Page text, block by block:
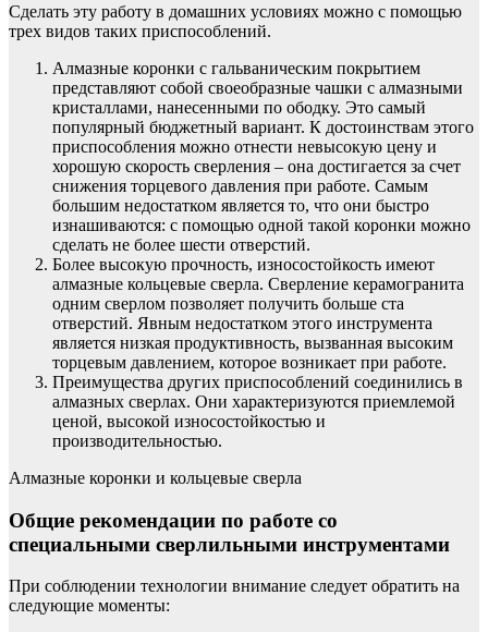
Сделать эту работу в домашних условиях можно с помощью
трех видов таких приспособлений.
Алмазные коронки с гальваническим покрытием
представляют собой своеобразные чашки с алмазными
кристаллами, нанесенными по ободку. Это самый
популярный бюджетный вариант. К достоинствам этого
приспособления можно отнести невысокую цену и
хорошую скорость сверления – она достигается за счет
снижения торцевого давления при работе. Самым
большим недостатком является то, что они быстро
изнашиваются: с помощью одной такой коронки можно
сделать не более шести отверстий.
Более высокую прочность, износостойкость имеют
алмазные кольцевые сверла. Сверление керамогранита
одним сверлом позволяет получить больше ста
отверстий. Явным недостатком этого инструмента
является низкая продуктивность, вызванная высоким
торцевым давлением, которое возникает при работе.
Преимущества других приспособлений соединились в
алмазных сверлах. Они характеризуются приемлемой
ценой, высокой износостойкостью и
производительностью.
Алмазные коронки и кольцевые сверла
Общие рекомендации по работе со
специальными сверлильными инструментами
При соблюдении технологии внимание следует обратить на
следующие моменты: